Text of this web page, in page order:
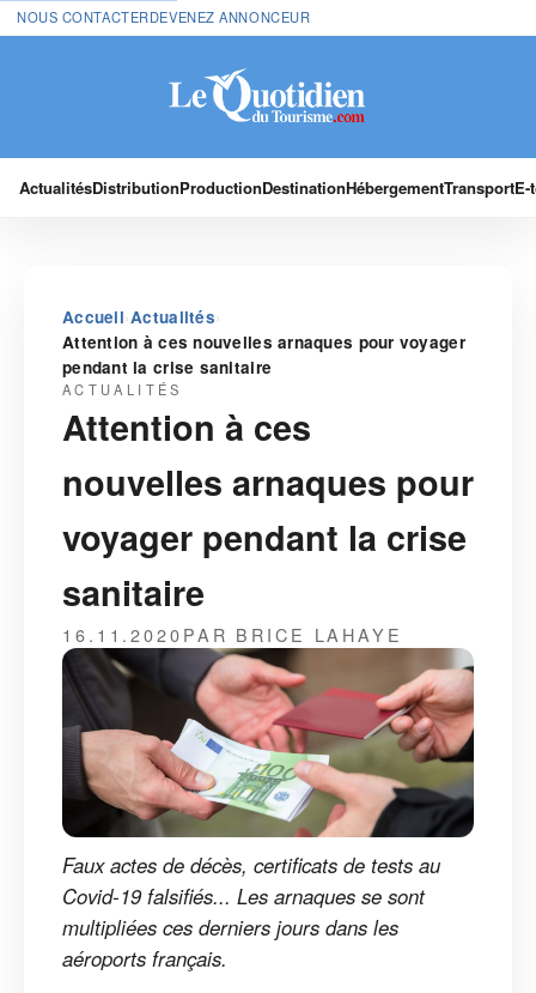
NOUS CONTACTERDEVENEZ ANNONCEUR
ActualitésDistributionProductionDestinationHébergementTransport
Accueil›Actualités›
Attention à ces nouvelles arnaques pour voyager
pendant la crise sanitaire
ACTUALITÉS
Attention à ces
nouvelles arnaques pour
voyager pendant la crise
sanitaire
16.11.2020PAR BRICE LAHAYE
Faux actes de décès, certificats de tests au
Covid-19 falsifiés... Les arnaques se sont
multipliées ces derniers jours dans les
aéroports français.